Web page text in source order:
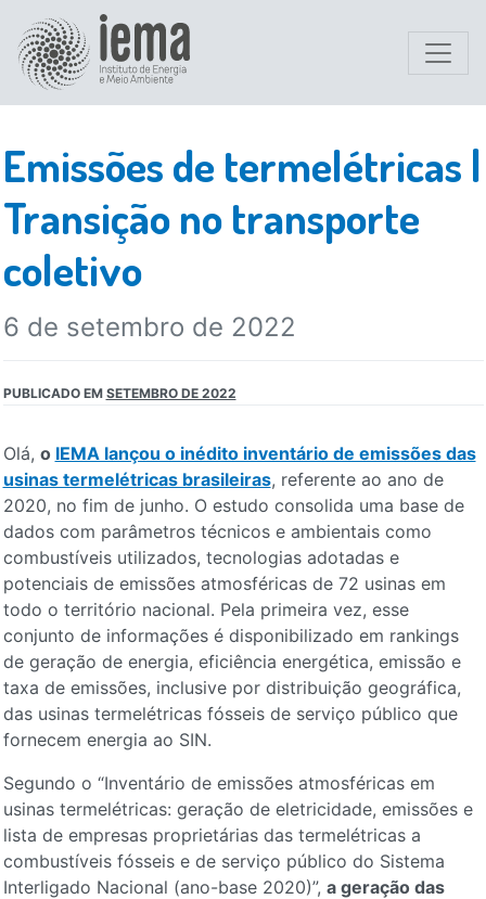
Emissões de termelétricas |
Transição no transporte
coletivo
6 de setembro de 2022
PUBLICADO EM SETEMBRO DE 2022
Olá, o IEMA lançou o inédito inventário de emissões das
usinas termelétricas brasileiras, referente ao ano de
2020, no fim de junho. O estudo consolida uma base de
dados com parâmetros técnicos e ambientais como
combustíveis utilizados, tecnologias adotadas e
potenciais de emissões atmosféricas de 72 usinas em
todo o território nacional. Pela primeira vez, esse
conjunto de informações é disponibilizado em rankings
de geração de energia, eficiência energética, emissão e
taxa de emissões, inclusive por distribuição geográfica,
das usinas termelétricas fósseis de serviço público que
fornecem energia ao SIN.
Segundo o “Inventário de emissões atmosféricas em
usinas termelétricas: geração de eletricidade, emissões e
lista de empresas proprietárias das termelétricas a
combustíveis fósseis e de serviço público do Sistema
Interligado Nacional (ano-base 2020)”, a geração das